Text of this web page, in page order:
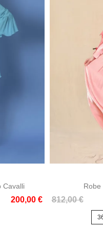
Cavalli
200,00 €
Robe
812,00 €
Prix
Prix